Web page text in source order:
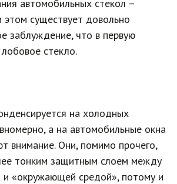
автомобильных стекол –
этом существует довольно
заблуждение, что в первую
стекло.
на холодных
а на автомобильные окна
внимание. Они, помимо прочего,
тонким защитным слоем между
«окружающей средой», потому и